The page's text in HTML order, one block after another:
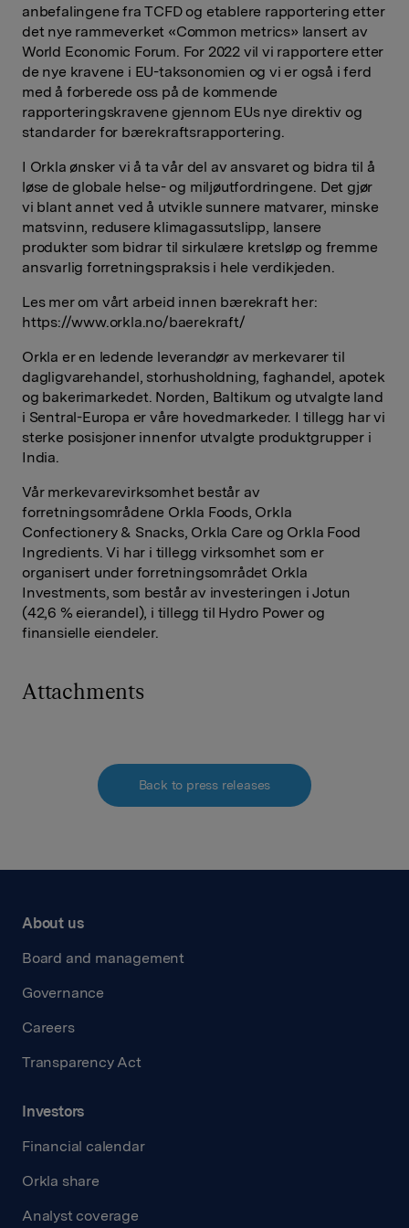
anbefalingene fra TCFD og etablere rapportering etter
det nye rammeverket «Common metrics» lansert av
World Economic Forum. For 2022 vil vi rapportere etter
de nye kravene i EU-taksonomien og vi er også i ferd
med å forberede oss på de kommende
rapporteringskravene gjennom EUs nye direktiv og
standarder for bærekraftsrapportering.
I Orkla ønsker vi å ta vår del av ansvaret og bidra til å
løse de globale helse- og miljøutfordringene. Det gjør
vi blant annet ved å utvikle sunnere matvarer, minske
matsvinn, redusere klimagassutslipp, lansere
produkter som bidrar til sirkulære kretsløp og fremme
ansvarlig forretningspraksis i hele verdikjeden.
Les mer om vårt arbeid innen bærekraft her:
https://www.orkla.no/baerekraft/
Orkla er en ledende leverandør av merkevarer til
dagligvarehandel, storhusholdning, faghandel, apotek
og bakerimarkedet. Norden, Baltikum og utvalgte land
i Sentral-Europa er våre hovedmarkeder. I tillegg har vi
sterke posisjoner innenfor utvalgte produktgrupper i
India.
Vår merkevarevirksomhet består av
forretningsområdene Orkla Foods, Orkla
Confectionery & Snacks, Orkla Care og Orkla Food
Ingredients. Vi har i tillegg virksomhet som er
organisert under forretningsområdet Orkla
Investments, som består av investeringen i Jotun
(42,6 % eierandel), i tillegg til Hydro Power og
finansielle eiendeler.
Attachments
Back to press releases
About us
Board and management
Governance
Careers
Transparency Act
Investors
Financial calendar
Orkla share
Analyst coverage